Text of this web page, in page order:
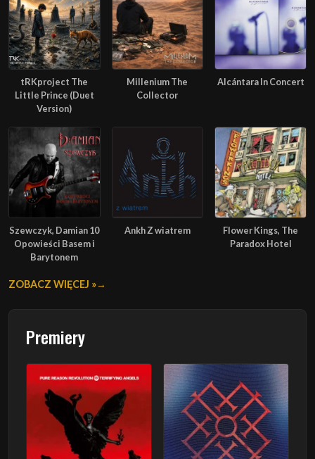
tRKproject The
Little Prince (Duet
Version)
Millenium The
Collector
Alcántara In Concert
Szewczyk, Damian 10
Opowieści Basem i
Barytonem
Ankh Z wiatrem
Flower Kings, The
Paradox Hotel
ZOBACZ WIĘCEJ »
Premiery